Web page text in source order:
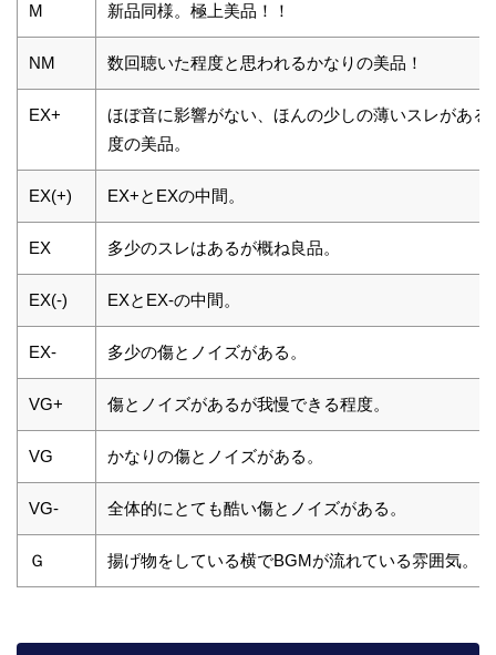
M 新品同様。極上美品！！
NM 数回聴いた程度と思われるかなりの美品！
EX+
ほぼ音に影響がない、ほんの少しの薄いスレがある
度の美品。
EX(+) EX+とEXの中間。
EX 多少のスレはあるが概ね良品。
EX(-) EXとEX-の中間。
EX- 多少の傷とノイズがある。
VG+ 傷とノイズがあるが我慢できる程度。
VG かなりの傷とノイズがある。
VG- 全体的にとても酷い傷とノイズがある。
Ｇ 揚げ物をしている横でBGMが流れている雰囲気。